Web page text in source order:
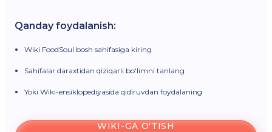
Qanday foydalanish:
Wiki FoodSoul bosh sahifasiga kiring
Sahifalar daraxtidan qiziqarli bo'limni tanlang
Yoki Wiki-ensiklopediyasida qidiruvdan foydalaning
WIKI-GA O'TISH